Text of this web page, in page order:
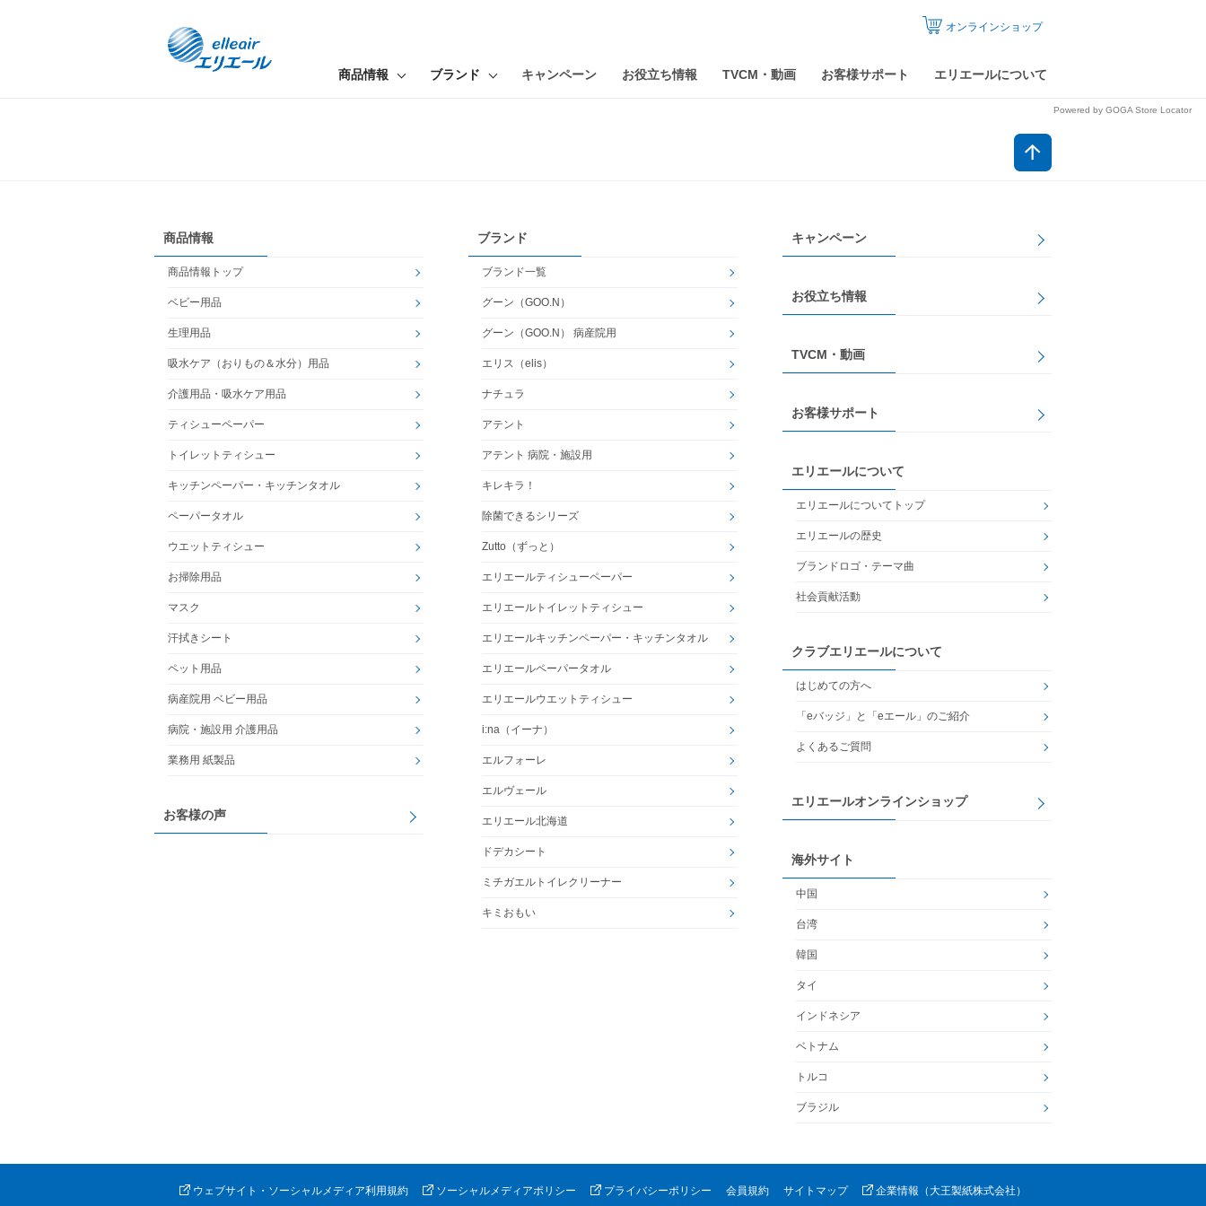
商品情報 ブランド キャンペーン お役立ち情報 TVCM・動画 お客様サポート エリエールについて
オンラインショップ
Powered by GOGA Store Locator
商品情報
商品情報トップ
ベビー用品
生理用品
吸水ケア（おりもの＆水分）用品
介護用品・吸水ケア用品
ティシューペーパー
トイレットティシュー
キッチンペーパー・キッチンタオル
ペーパータオル
ウエットティシュー
お掃除用品
マスク
汗拭きシート
ペット用品
病産院用 ベビー用品
病院・施設用 介護用品
業務用 紙製品
お客様の声
ブランド
ブランド一覧
グーン（GOO.N）
グーン（GOO.N） 病産院用
エリス（elis）
ナチュラ
アテント
アテント 病院・施設用
キレキラ！
除菌できるシリーズ
Zutto（ずっと）
エリエールティシューペーパー
エリエールトイレットティシュー
エリエールキッチンペーパー・キッチンタオル
エリエールペーパータオル
エリエールウエットティシュー
i:na（イーナ）
エルフォーレ
エルヴェール
エリエール北海道
ドデカシート
ミチガエルトイレクリーナー
キミおもい
キャンペーン
お役立ち情報
TVCM・動画
お客様サポート
エリエールについて
エリエールについてトップ
エリエールの歴史
ブランドロゴ・テーマ曲
社会貢献活動
クラブエリエールについて
はじめての方へ
「eバッジ」と「eエール」のご紹介
よくあるご質問
エリエールオンラインショップ
海外サイト
中国
台湾
韓国
タイ
インドネシア
ベトナム
トルコ
ブラジル
ウェブサイト・ソーシャルメディア利用規約 ソーシャルメディアポリシー プライバシーポリシー 会員規約 サイトマップ 企業情報（大王製紙株式会社）